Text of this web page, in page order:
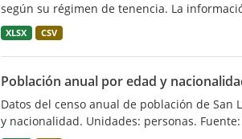
según su régimen de tenencia. La
XLSX CSV
Población anual por edad y
Datos del censo anual de población de San
y nacionalidad. Unidades: personas.